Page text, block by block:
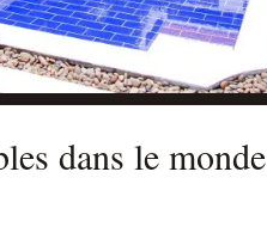
dans le monde